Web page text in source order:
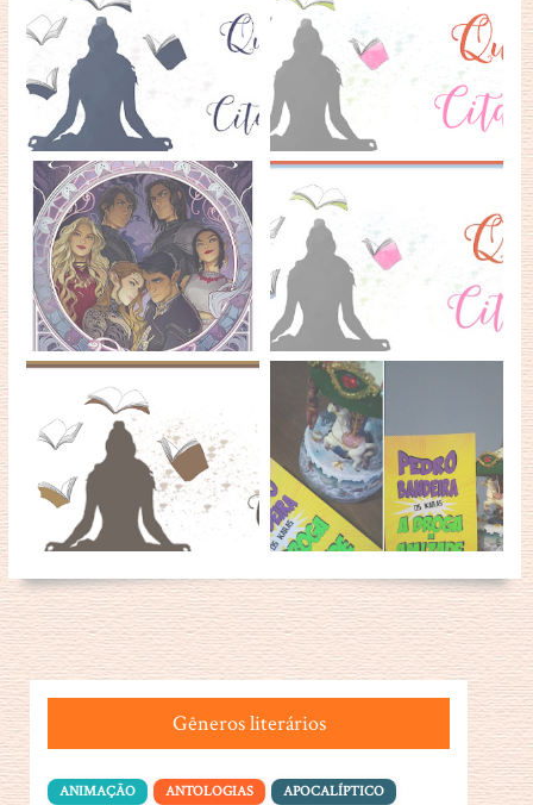
Gêneros literários
ANIMAÇÃO ANTOLOGIAS APOCALÍPTICO